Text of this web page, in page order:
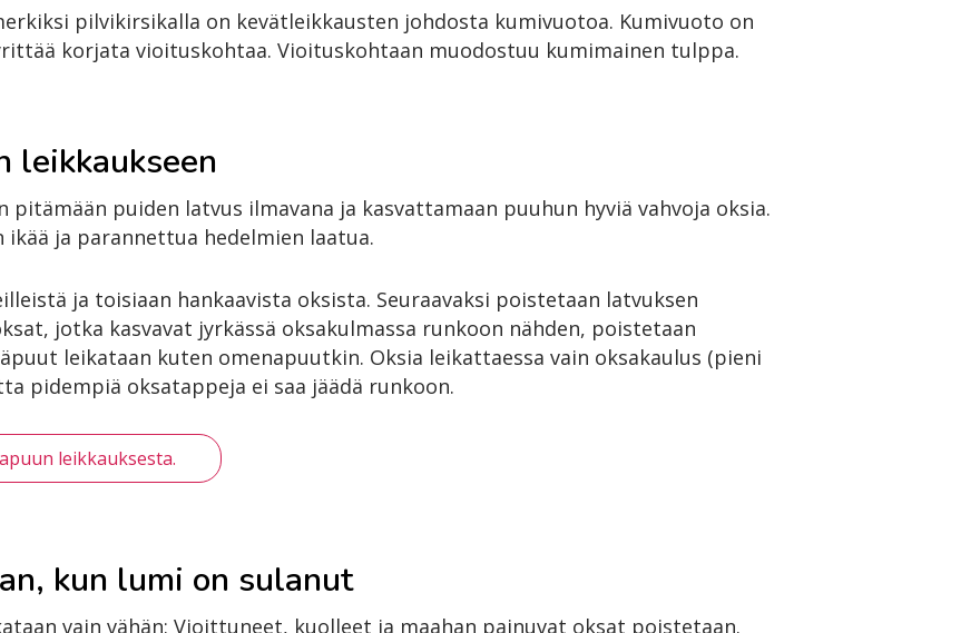
pilvikirsikalla on kevätleikkausten johdosta kumivuotoa. Kumivuoto on
korjata vioituskohtaa. Vioituskohtaan muodostuu kumimainen tulppa.
leikkaukseen
puiden latvus ilmavana ja kasvattamaan puuhun hyviä vahvoja oksia.
ja parannettua hedelmien laatua.
ja toisiaan hankaavista oksista. Seuraavaksi poistetaan latvuksen
jotka kasvavat jyrkässä oksakulmassa runkoon nähden, poistetaan
leikataan kuten omenapuutkin. Oksia leikattaessa vain oksakaulus (pieni
pidempiä oksatappeja ei saa jäädä runkoon.
leikkauksesta.
kun lumi on sulanut
vain vähän: Vioittuneet, kuolleet ja maahan painuvat oksat poistetaan.